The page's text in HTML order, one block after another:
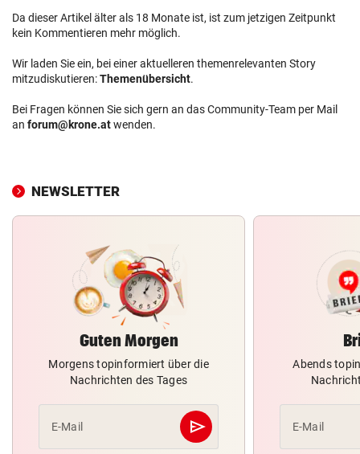
Da dieser Artikel älter als 18 Monate ist, ist zum jetzigen Zeitpunkt
kein Kommentieren mehr möglich.
Wir laden Sie ein, bei einer aktuelleren themenrelevanten Story
mitzudiskutieren:Themenübersicht.
Bei Fragen können Sie sich gern an das Community-Team per Mail
an forum@krone.atwenden.
NEWSLETTER
Guten Morgen
Morgens topinformiert über die
Nachrichten des Tages
E-Mail send
Abschicken
Abends
E-Mail